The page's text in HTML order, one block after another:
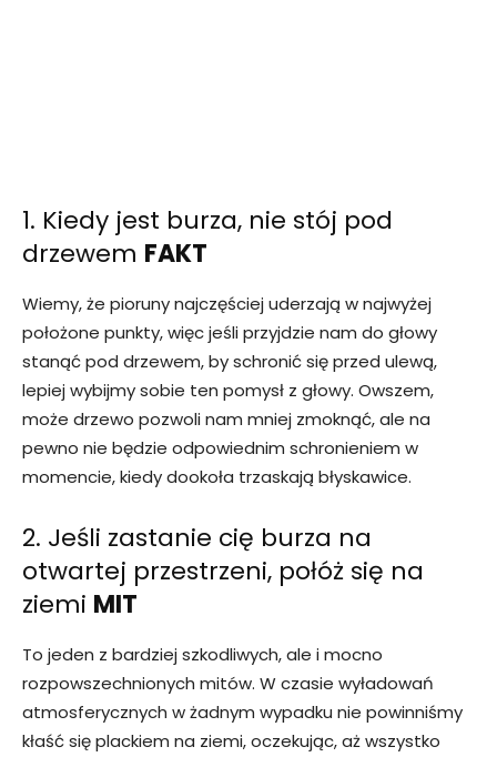
1. Kiedy jest burza, nie stój pod
drzewem FAKT
Wiemy, że pioruny najczęściej uderzają w najwyżej
położone punkty, więc jeśli przyjdzie nam do głowy
stanąć pod drzewem, by schronić się przed ulewą,
lepiej wybijmy sobie ten pomysł z głowy. Owszem,
może drzewo pozwoli nam mniej zmoknąć, ale na
pewno nie będzie odpowiednim schronieniem w
momencie, kiedy dookoła trzaskają błyskawice.
2. Jeśli zastanie cię burza na
otwartej przestrzeni, połóż się na
ziemi MIT
To jeden z bardziej szkodliwych, ale i mocno
rozpowszechnionych mitów. W czasie wyładowań
atmosferycznych w żadnym wypadku nie powinniśmy
kłaść się plackiem na ziemi, oczekując, aż wszystko